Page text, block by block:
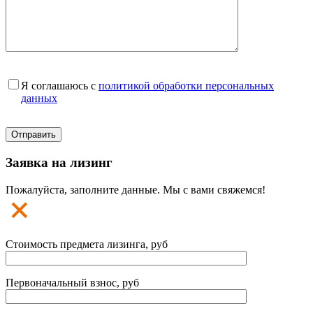
Я соглашаюсь с политикой обработки персональных
данных
Заявка на лизинг
Пожалуйста, заполните данные. Мы с вами свяжемся!
Стоимость предмета лизинга, руб
Первоначальный взнос, руб